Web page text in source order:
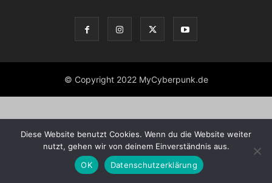
© Copyright 2022 MyCyberpunk.de
Diese Website benutzt Cookies. Wenn du die Website weiter
nutzt, gehen wir von deinem Einverständnis aus.
OK
Datenschutzerklärung